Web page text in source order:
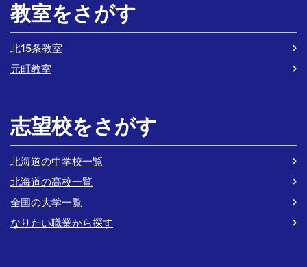
教室をさがす
北15条教室
元町教室
志望校をさがす
北海道の中学校一覧
北海道の高校一覧
全国の大学一覧
なりたい職業から探す